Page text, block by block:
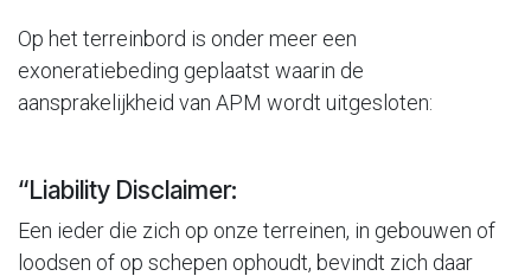
Op het terreinbord is onder meer een
exoneratiebeding geplaatst waarin de
aansprakelijkheid van APM wordt uitgesloten:
“Liability Disclaimer:
Een ieder die zich op onze terreinen, in gebouwen of
loodsen of op schepen ophoudt, bevindt zich daar